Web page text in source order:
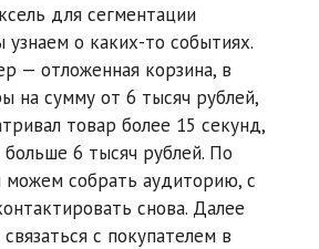
для сегментации
о каких-то событиях.
— отложенная корзина, в
на сумму от 6 тысяч рублей,
товар более 15 секунд,
6 тысяч рублей. По
собрать аудиторию, с
снова. Далее
с покупателем в